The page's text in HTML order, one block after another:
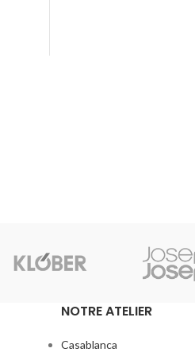
NOTRE ATELIER
Casablanca